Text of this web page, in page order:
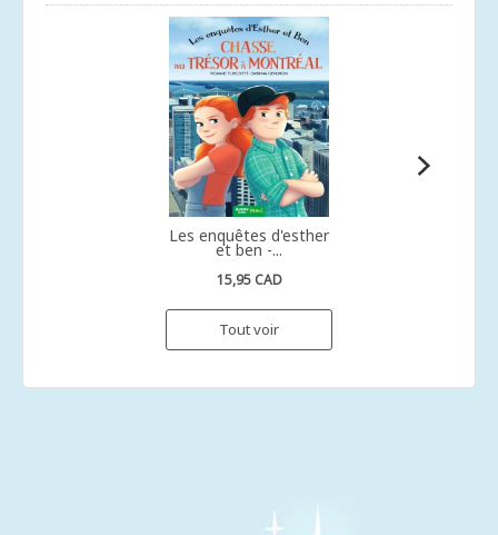
Les enquêtes d'esther
et ben -...
15,95 CAD
Tout voir